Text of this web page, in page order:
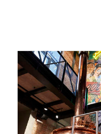
2015
2014